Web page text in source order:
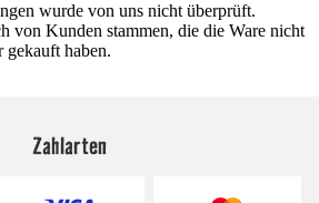
wurde von uns nicht überprüft.
von Kunden stammen, die die Ware nicht
gekauft haben.
Zahlarten